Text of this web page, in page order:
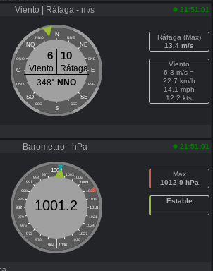
Viento | Ráfaga - m/s 21:51:01
N
NNO NNE
NO NE
ONO ENE
O E
OSO ESE
SO SE
SSO SSE
S
6 10
Viento
Ráfaga
348° NNO
Ráfaga (Max)
13.4 m/s
Viento
6.3 m/s =
22.7 km/h
14.1 mph
12.2 kts
Baromettro - hPa 21:51:01
1000
997 1003
994
1006
991
1009
988
1012
985
1015
982
1018
979
1021
976
1024
973
1027
970
1030
|
964 1036
1001.2
Max
1012.9 hPa
Estable